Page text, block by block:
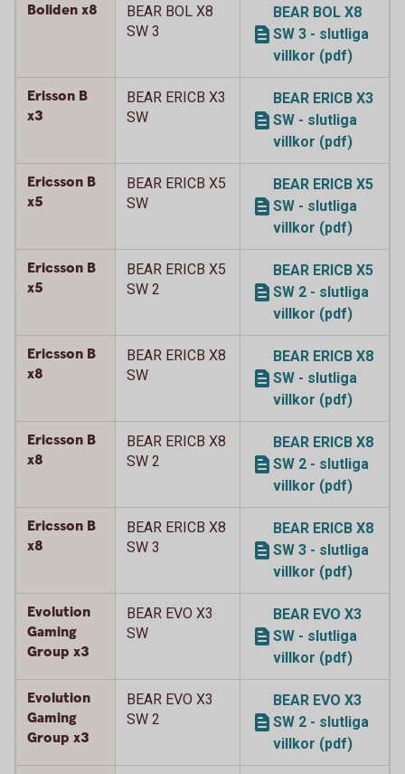
Boliden x8
BEAR BOL X8
SW 3
BEAR BOL X8
SW 3 - slutliga
villkor (pdf)
Erisson B
x3
BEAR ERICB X3
SW
BEAR ERICB X3
SW - slutliga
villkor (pdf)
Ericsson B
x5
BEAR ERICB X5
SW
BEAR ERICB X5
SW - slutliga
villkor (pdf)
Ericsson B
x5
BEAR ERICB X5
SW 2
BEAR ERICB X5
SW 2 - slutliga
villkor (pdf)
Ericsson B
x8
BEAR ERICB X8
SW
BEAR ERICB X8
SW - slutliga
villkor (pdf)
Ericsson B
x8
BEAR ERICB X8
SW 2
BEAR ERICB X8
SW 2 - slutliga
villkor (pdf)
Ericsson B
x8
BEAR ERICB X8
SW 3
BEAR ERICB X8
SW 3 - slutliga
villkor (pdf)
Evolution
Gaming
Group x3
BEAR EVO X3
SW
BEAR EVO X3
SW - slutliga
villkor (pdf)
Evolution
Gaming
Group x3
BEAR EVO X3
SW 2
BEAR EVO X3
SW 2 - slutliga
villkor (pdf)